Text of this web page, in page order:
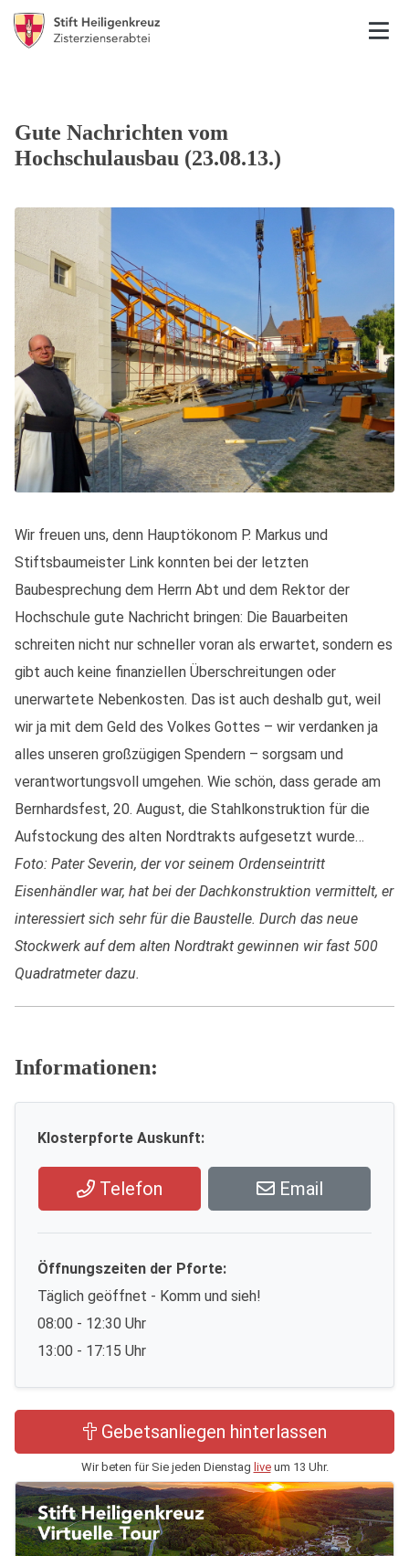
Gute Nachrichten vom
Hochschulausbau (23.08.13.)
Wir freuen uns, denn Hauptökonom P. Markus und
Stiftsbaumeister Link konnten bei der letzten
Baubesprechung dem Herrn Abt und dem Rektor der
Hochschule gute Nachricht bringen: Die Bauarbeiten
schreiten nicht nur schneller voran als erwartet, sondern es
gibt auch keine finanziellen Überschreitungen oder
unerwartete Nebenkosten. Das ist auch deshalb gut, weil
wir ja mit dem Geld des Volkes Gottes – wir verdanken ja
alles unseren großzügigen Spendern – sorgsam und
verantwortungsvoll umgehen. Wie schön, dass gerade am
Bernhardsfest, 20. August, die Stahlkonstruktion für die
Aufstockung des alten Nordtrakts aufgesetzt wurde…
Foto: Pater Severin, der vor seinem Ordenseintritt
Eisenhändler war, hat bei der Dachkonstruktion vermittelt, er
interessiert sich sehr für die Baustelle. Durch das neue
Stockwerk auf dem alten Nordtrakt gewinnen wir fast 500
Quadratmeter dazu.
Informationen:
Klosterpforte Auskunft:
Telefon Email
Öffnungszeiten der Pforte:
Täglich geöffnet - Komm und sieh!
08:00 - 12:30 Uhr
13:00 - 17:15 Uhr
Gebetsanliegen hinterlassen
Wir beten für Sie jeden Dienstag liveum 13 Uhr.